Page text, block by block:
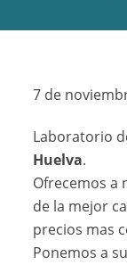
7 de
Laboratorio
Huelva.
Ofrecemos a
de la mejor
precios mas
Ponemos a